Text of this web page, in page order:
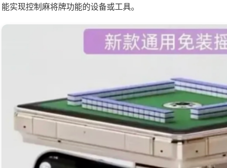
能实现控制麻将牌功能的设备或工具。